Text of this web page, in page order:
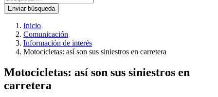
Enviar búsqueda
Inicio
Comunicación
Información de interés
Motocicletas: así son sus siniestros en carretera
Motocicletas: así son sus siniestros en
carretera